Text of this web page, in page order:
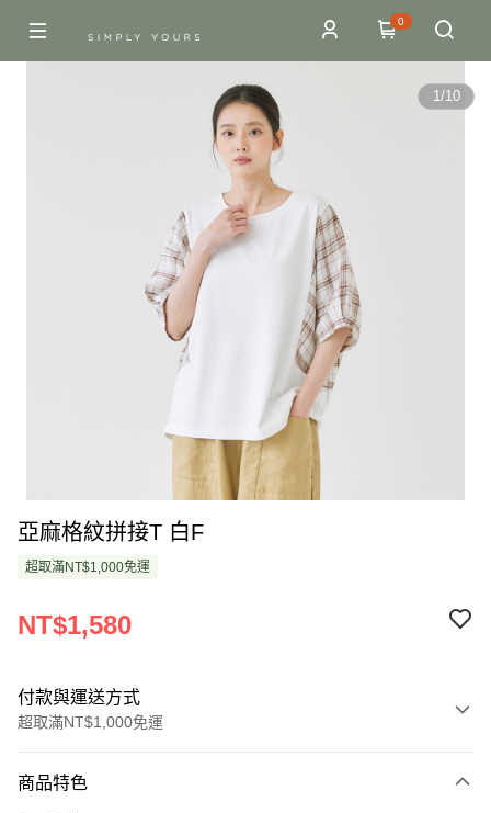
0
1/10
亞麻格紋拼接T 白F
超取滿NT$1,000免運
NT$1,580
付款與運送方式
超取滿NT$1,000免運
信用卡一次付款
商品特色